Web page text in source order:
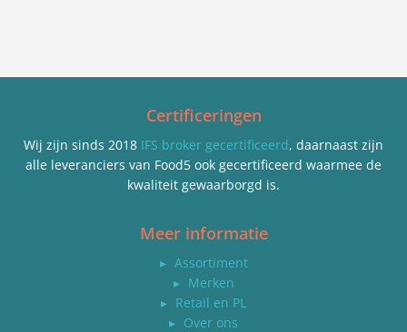
Certificeringen
Wij zijn sinds 2018 IFS broker gecertificeerd, daarnaast zijn
alle leveranciers van Food5 ook gecertificeerd waarmee de
kwaliteit gewaarborgd is.
Meer informatie
▸ Assortiment
▸ Merken
▸ Retail en PL
▸ Over ons